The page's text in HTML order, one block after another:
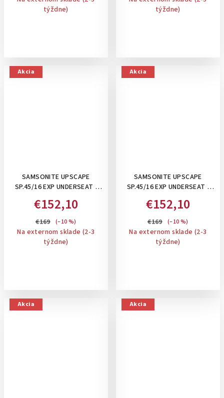
týždne)
týždne)
Akcia
SAMSONITE UPSCAPE
SP.45/16 EXP UNDERSEAT ,
POD SEDADLO 45 CM,
ROZŠÍRITEĽNÝ: BLUE NIGHTS
€152,10
€169 (–10 %)
Na externom sklade (2-3
týždne)
Akcia
SAMSONITE UPSCAPE
SP.45/16 EXP UNDERSEAT ,
POD SEDADLO 45 CM,
ROZŠÍRITEĽNÝ: BLACK
€152,10
€169 (–10 %)
Na externom sklade (2-3
týždne)
Akcia Akcia